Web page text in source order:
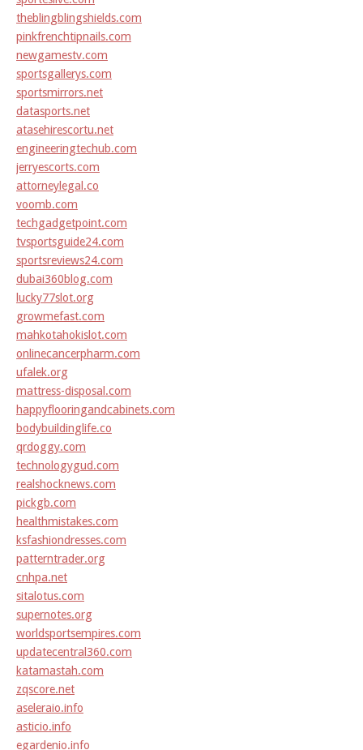
theblingblingshields.com
pinkfrenchtipnails.com
newgamestv.com
sportsgallerys.com
sportsmirrors.net
datasports.net
atasehirescortu.net
engineeringtechub.com
jerryescorts.com
attorneylegal.co
voomb.com
techgadgetpoint.com
tvsportsguide24.com
sportsreviews24.com
dubai360blog.com
lucky77slot.org
growmefast.com
mahkotahokislot.com
onlinecancerpharm.com
ufalek.org
mattress-disposal.com
happyflooringandcabinets.com
bodybuildinglife.co
qrdoggy.com
technologygud.com
realshocknews.com
pickgb.com
healthmistakes.com
ksfashiondresses.com
patterntrader.org
cnhpa.net
sitalotus.com
supernotes.org
worldsportsempires.com
updatecentral360.com
katamastah.com
zqscore.net
aseleraio.info
asticio.info
egardenio.info